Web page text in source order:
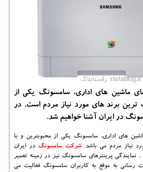
ماشین های اداری، سامسونگ یكی از
ترین برند های مورد نیاز مردم است. در
در ایران آشنا خواهیم شد.
های اداری، سامسونگ یکی از محبوبترین و با
نیاز مردم می باشد.شرکت سامسونگ در ایران
. نمایندگی پرینترهای سامسونگ نیز در زمینه تعمیر
رسانی به موقع به کاربران سامسونگ فعالیت می